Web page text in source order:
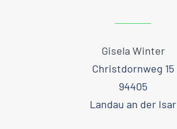
Gisela Winter
Christdornweg 15
94405
Landau an der Isar